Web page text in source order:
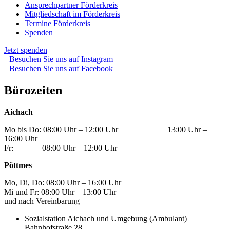
Ansprechpartner Förderkreis
Mitgliedschaft im Förderkreis
Termine Förderkreis
Spenden
Jetzt spenden
Besuchen Sie uns auf Instagram
Besuchen Sie uns auf Facebook
Bürozeiten
Aichach
Mo bis Do: 08:00 Uhr – 12:00 Uhr 13:00 Uhr –
16:00 Uhr
Fr: 08:00 Uhr – 12:00 Uhr
Pöttmes
Mo, Di, Do: 08:00 Uhr – 16:00 Uhr
Mi und Fr: 08:00 Uhr – 13:00 Uhr
und nach Vereinbarung
Sozialstation Aichach und Umgebung (Ambulant)